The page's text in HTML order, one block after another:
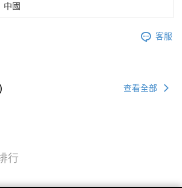
中國
客服
查看全部
行